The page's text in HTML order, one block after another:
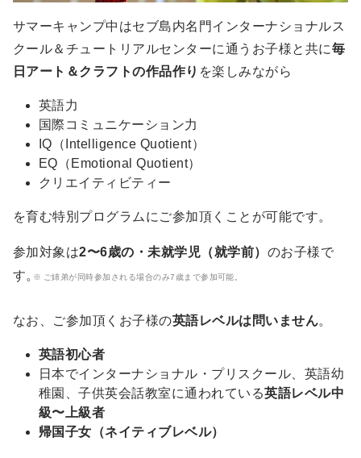
サマーキャンプ中はセブ島内名門インターナショナルス
クール＆チュートリアルセンターに通うお子様と共に毎
日アート＆クラフトの作品作り を楽しみながら
英語力
国際コミュニケーション力
IQ（Intelligence Quotient）
EQ（Emotional Quotient）
クリエイティビティー
を育む特別プログラムにご参加頂くことが可能です。
参加対象は2〜6歳の・未就学児（就学前） のお子様で
す。 ご姉弟が同時参加される場合のみ7歳まで参加可能。
なお、ご参加頂くお子様の英語レベルは問いません。
英語初心者
日本でインターナショナル・プリスクール、英語幼
稚園、子供英会話教室に通われている英語レベル中
級〜上級者
帰国子女（ネイティブレベル）